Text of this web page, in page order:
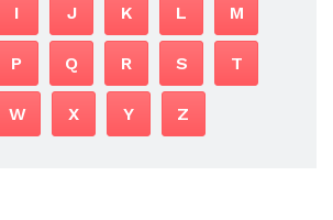
I J K L M
P Q R S T
W X Y Z